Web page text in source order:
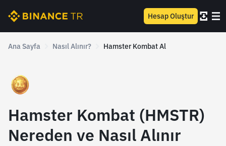
Hesap Oluştur
Ana Sayfa Nasıl Alınır? Hamster Kombat Al
Hamster Kombat (HMSTR)
Nereden ve Nasıl Alınır